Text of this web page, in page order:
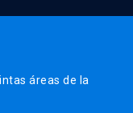
áreas de la